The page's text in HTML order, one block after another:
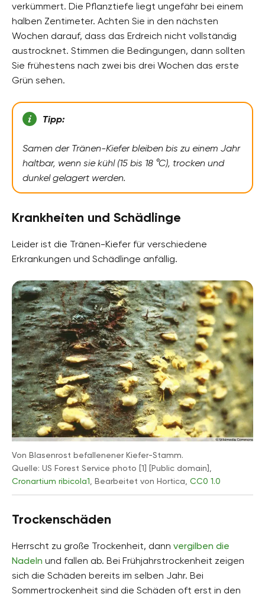
verkümmert. Die Pflanztiefe liegt ungefähr bei einem
halben Zentimeter. Achten Sie in den nächsten
Wochen darauf, dass das Erdreich nicht vollständig
austrocknet. Stimmen die Bedingungen, dann sollten
Sie frühestens nach zwei bis drei Wochen das erste
Grün sehen.
Tipp:
Samen der Tränen-Kiefer bleiben bis zu einem Jahr
haltbar, wenn sie kühl (15 bis 18 °C), trocken und
dunkel gelagert werden.
Krankheiten und Schädlinge
Leider ist die Tränen-Kiefer für verschiedene
Erkrankungen und Schädlinge anfällig.
Von Blasenrost befallenener Kiefer-Stamm.
Quelle: US Forest Service photo [1] [Public domain],
Cronartium ribicola1, Bearbeitet von Hortica, CC0 1.0
Trockenschäden
Herrscht zu große Trockenheit, dann vergilben die
Nadeln und fallen ab. Bei Frühjahrstrockenheit zeigen
sich die Schäden bereits im selben Jahr. Bei
Sommertrockenheit sind die Schäden oft erst in den